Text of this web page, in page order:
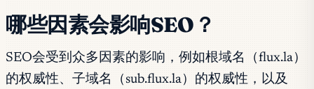
哪些因素会影响SEO？
SEO会受到众多因素的影响，例如根域名（flux.la）
的权威性、子域名（sub.flux.la）的权威性，以及